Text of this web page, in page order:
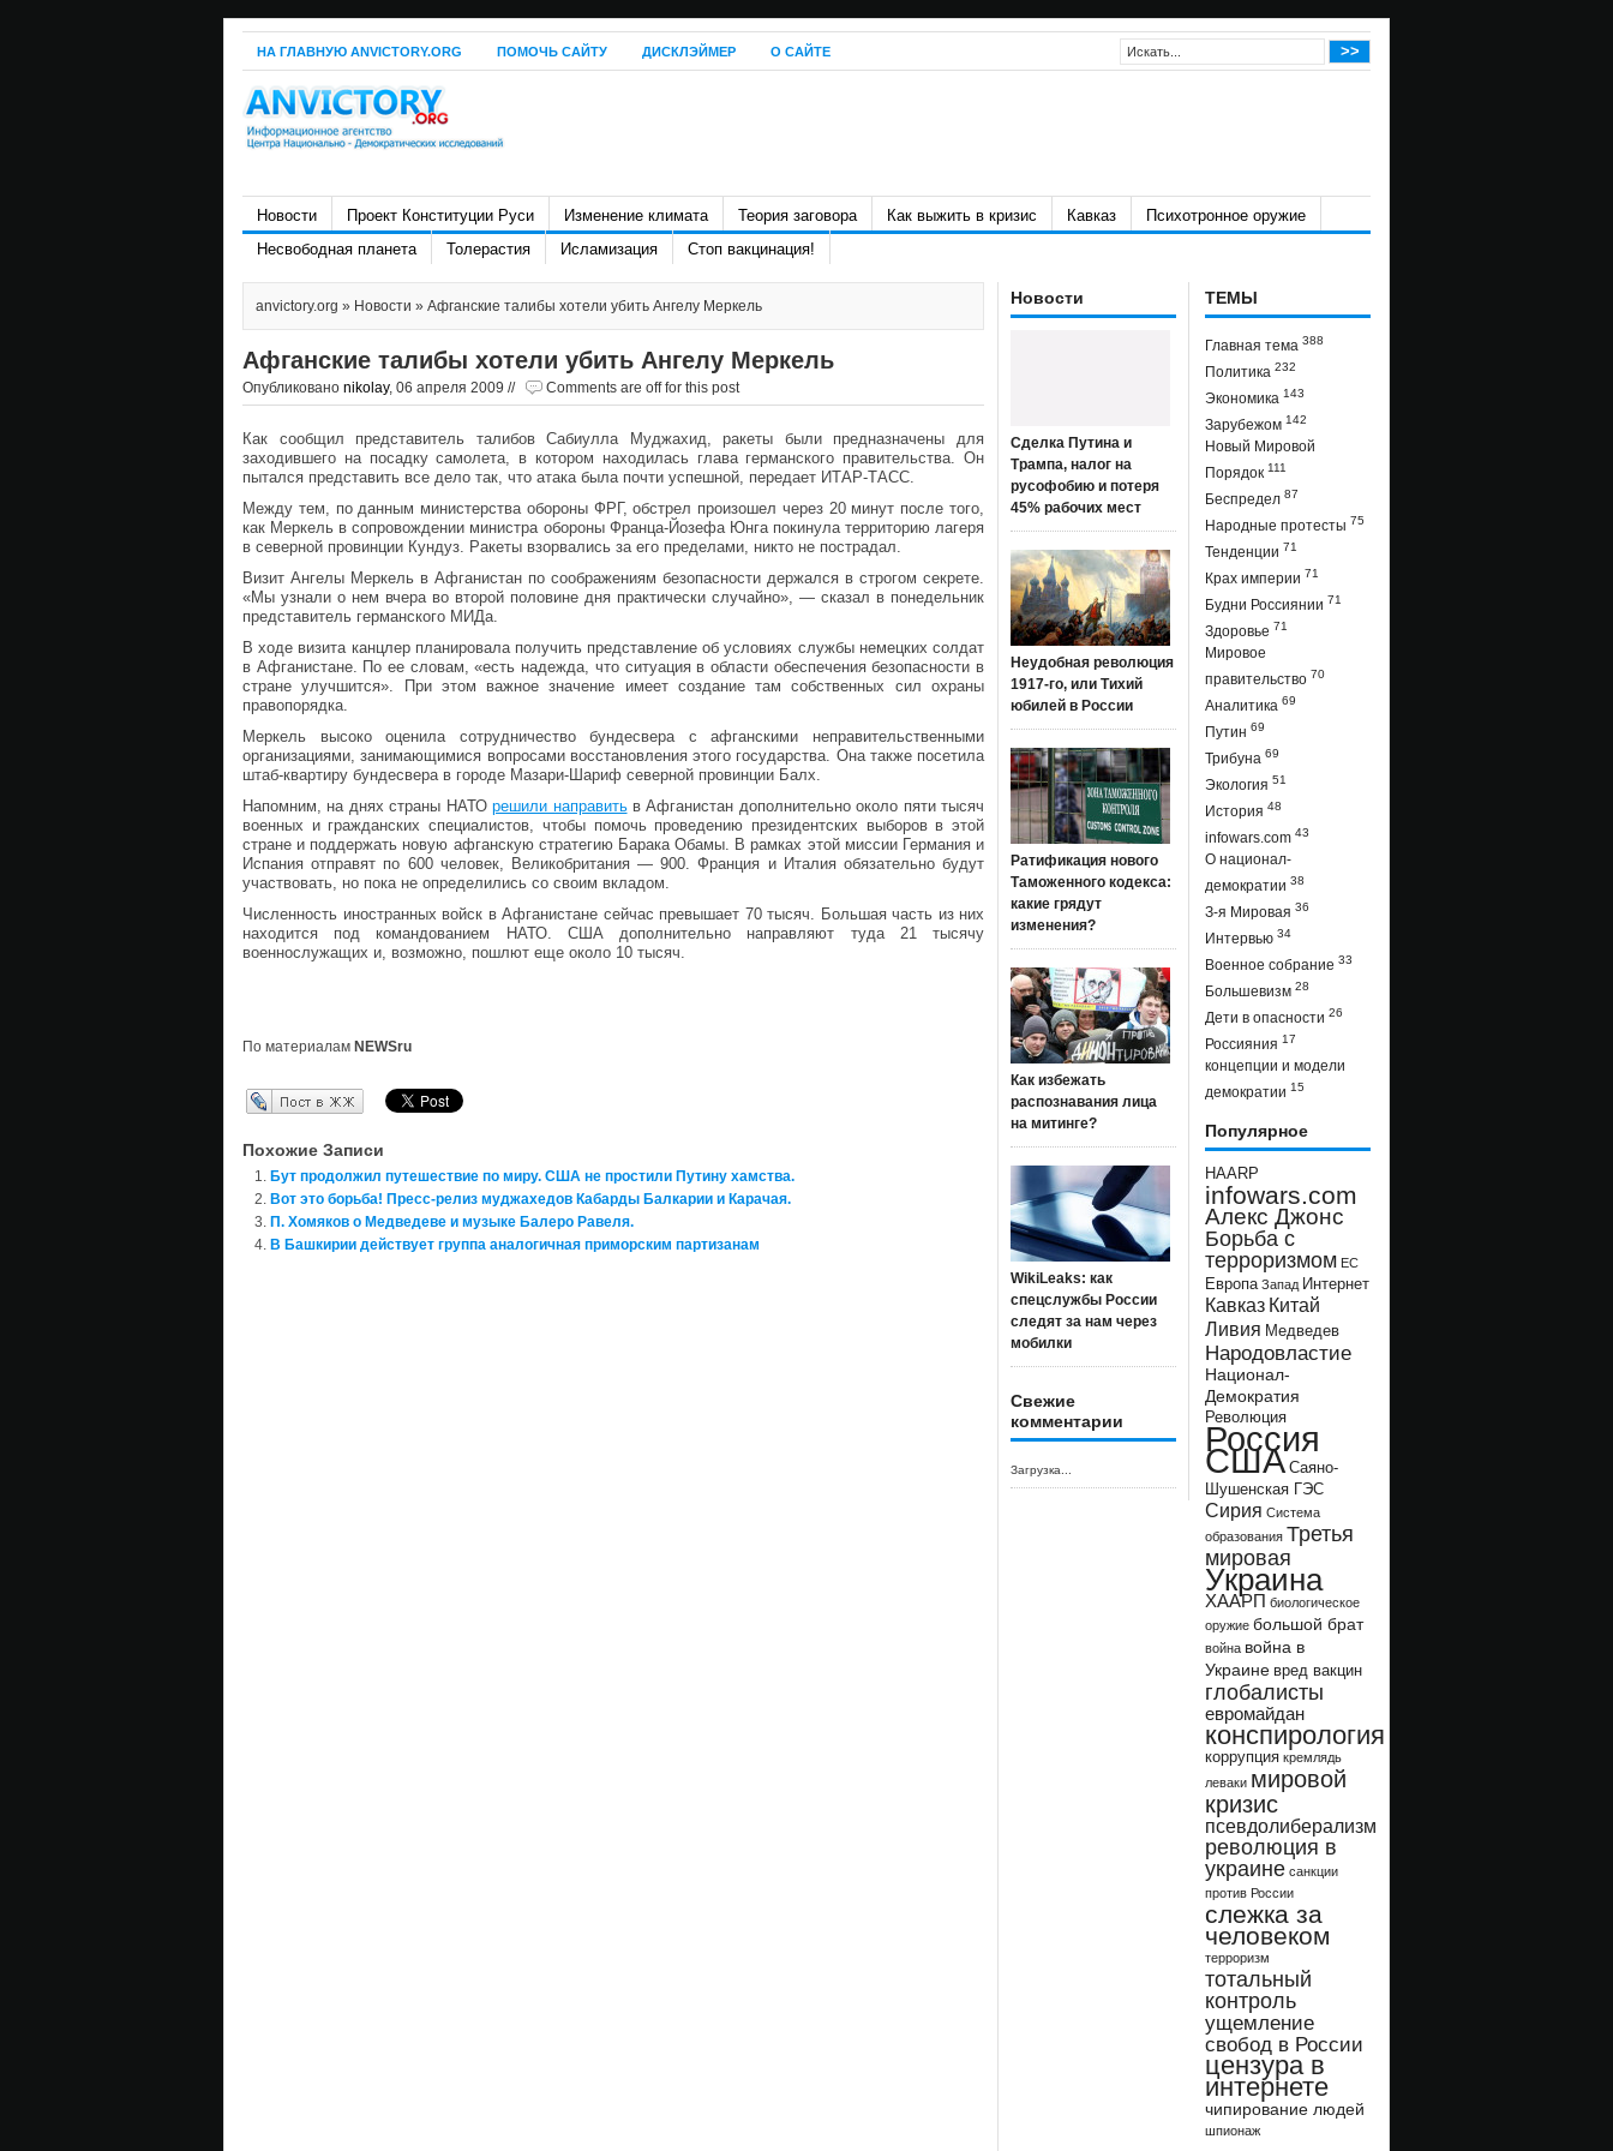
НА ГЛАВНУЮ ANVICTORY.ORG ПОМОЧЬ САЙТУ ДИСКЛЭЙМЕР О САЙТЕ
Новости Проект Конституции Руси Изменение климата Теория заговора Как выжить в кризис Кавказ
Психотронное оружие
Несвободная планета
Толерастия Исламизация Стоп вакцинация!
anvictory.org » Новости » Афганские талибы хотели убить Ангелу Меркель
Афганские талибы хотели убить Ангелу Меркель
Опубликовано nikolay, 06 апреля 2009 // Comments are off for this post
Как сообщил представитель талибов Сабиулла Муджахид, ракеты были предназначены для
заходившего на посадку самолета, в котором находилась глава германского правительства. Он
пытался представить все дело так, что атака была почти успешной, передает ИТАР-ТАСС.
Между тем, по данным министерства обороны ФРГ, обстрел произошел через 20 минут после того,
как Меркель в сопровождении министра обороны Франца-Йозефа Юнга покинула территорию лагеря
в северной провинции Кундуз. Ракеты взорвались за его пределами, никто не пострадал.
Визит Ангелы Меркель в Афганистан по соображениям безопасности держался в строгом секрете.
«Мы узнали о нем вчера во второй половине дня практически случайно», — сказал в понедельник
представитель германского МИДа.
В ходе визита канцлер планировала получить представление об условиях службы немецких солдат
в Афганистане. По ее словам, «есть надежда, что ситуация в области обеспечения безопасности в
стране улучшится». При этом важное значение имеет создание там собственных сил охраны
правопорядка.
Меркель высоко оценила сотрудничество бундесвера с афганскими неправительственными
организациями, занимающимися вопросами восстановления этого государства. Она также посетила
штаб-квартиру бундесвера в городе Мазари-Шариф северной провинции Балх.
Напомним, на днях страны НАТОрешили направитьв Афганистан дополнительно около пяти тысяч
военных и гражданских специалистов, чтобы помочь проведению президентских выборов в этой
стране и поддержать новую афганскую стратегию Барака Обамы. В рамках этой миссии Германия и
Испания отправят по 600 человек, Великобритания — 900. Франция и Италия обязательно будут
участвовать, но пока не определились со своим вкладом.
Численность иностранных войск в Афганистане сейчас превышает 70 тысяч. Большая часть из них
находится под командованием НАТО. США дополнительно направляют туда 21 тысячу
военнослужащих и, возможно, пошлют еще около 10 тысяч.
По материалам NEWSru
Перепост в ЖЖ
Похожие Записи
Бут продолжил путешествие по миру. США не простили Путину хамства.
Вот это борьба! Пресс-релиз муджахедов Кабарды Балкарии и Карачая.
П. Хомяков о Медведеве и музыке Балеро Равеля.
В Башкирии действует группа аналогичная приморским партизанам
Новости
Сделка Путина и
Трампа, налог на
русофобию и потеря
45% рабочих мест
Неудобная революция
1917-го, или Тихий
юбилей в России
Ратификация нового
Таможенного кодекса:
какие грядут
изменения?
Как избежать
распознавания лица
на митинге?
WikiLeaks: как
спецслужбы России
следят за нам через
мобилки
Свежие
комментарии
Загрузка...
ТЕМЫ
Главная тема 388
Политика 232
Экономика 143
Зарубежом 142
Новый Мировой
Порядок 111
Беспредел 87
Народные протесты 75
Тенденции 71
Крах империи 71
Будни Россиянии 71
Здоровье 71
Мировое
правительство 70
Аналитика 69
Путин 69
Трибуна 69
Экология 51
История 48
infowars.com 43
О национал-
демократии 38
З-я Мировая 36
Интервью 34
Военное собрание 33
Большевизм 28
Дети в опасности 26
Россияния 17
концепции и модели
демократии 15
Популярное
HAARP
infowars.com
Алекс Джонс
Борьба с
терроризмом ЕС
Европа Запад Интернет
Кавказ Китай
Ливия Медведев
Народовластие
Национал-
Демократия
Революция
Россия
США Саяно-
Шушенская ГЭС
Сирия Система
образования Третья
мировая
Украина
ХААРП биологическое
оружие большой брат
война война в
Украине вред вакцин
глобалисты
евромайдан
конспирология
коррупция кремлядь
леваки мировой
кризис
псевдолиберализм
революция в
украине санкции
против России
слежка за
человеком
терроризм
тотальный
контроль
ущемление
свобод в России
цензура в
интернете
чипирование людей
шпионаж